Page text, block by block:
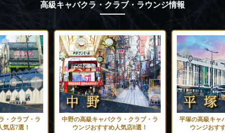
高級キャバクラ・クラブ・ラウンジ情報
・クラブ・ラ
店7選！
中野の高級キャバクラ・クラブ・ラ
ウンジおすすめ人気店8選！
平塚の高級キャ
ウンジおす